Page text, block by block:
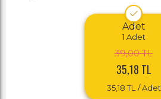
Adet
1 Adet
39,00 TL
35,18 TL
35,18 TL / Adet